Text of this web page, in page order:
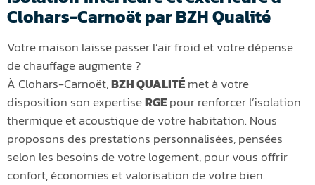
Clohars-Carnoët par BZH Qualité
Votre maison laisse passer l’air froid et votre dépense
de chauffage augmente ?
À Clohars-Carnoët,BZH QUALITÉmet à votre
disposition son expertiseRGEpour renforcer l’isolation
thermique et acoustique de votre habitation. Nous
proposons des prestations personnalisées, pensées
selon les besoins de votre logement, pour vous offrir
confort, économies et valorisation de votre bien.